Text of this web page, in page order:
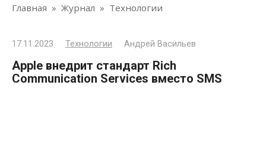
Главная » Журнал » Технологии
17.11.2023 Технологии Андрей Васильев
Apple внедрит стандарт Rich
Communication Services вместо SMS